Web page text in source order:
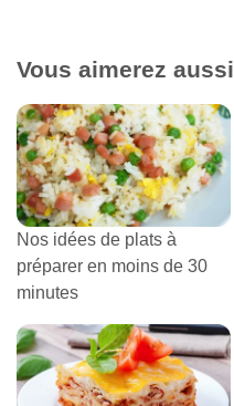
Vous aimerez aussi
Nos idées de plats à
préparer en moins de 30
minutes